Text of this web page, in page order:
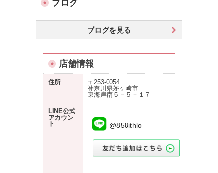
ブログ
ブログを見る
店舗情報
住所
〒253-0054
神奈川県茅ヶ崎市
東海岸南５－５－１７
LINE公式
アカウン
ト
@858ithlo